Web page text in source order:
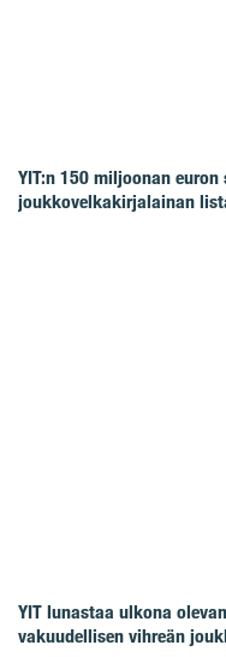
YIT:n 150 miljoonan
joukkovelkakirjalainan
YIT lunastaa ulkona
vakuudellisen vihreän